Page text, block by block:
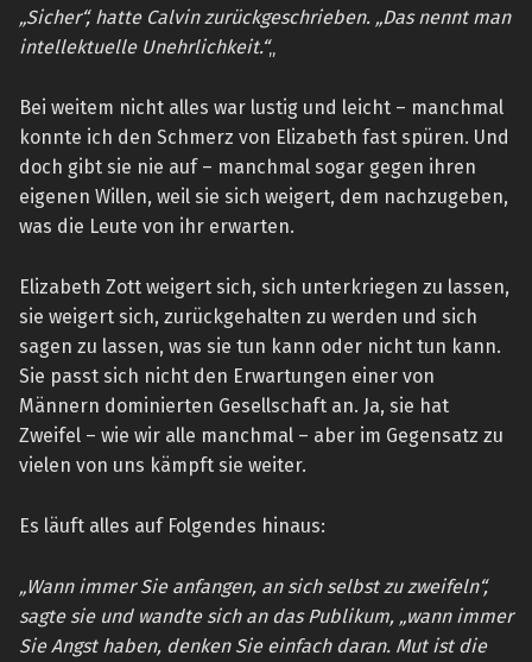
„Sicher“, hatte Calvin zurückgeschrieben. „Das nennt man
intellektuelle Unehrlichkeit.“„
Bei weitem nicht alles war lustig und leicht – manchmal
konnte ich den Schmerz von Elizabeth fast spüren. Und
doch gibt sie nie auf – manchmal sogar gegen ihren
eigenen Willen, weil sie sich weigert, dem nachzugeben,
was die Leute von ihr erwarten.
Elizabeth Zott weigert sich, sich unterkriegen zu lassen,
sie weigert sich, zurückgehalten zu werden und sich
sagen zu lassen, was sie tun kann oder nicht tun kann.
Sie passt sich nicht den Erwartungen einer von
Männern dominierten Gesellschaft an. Ja, sie hat
Zweifel – wie wir alle manchmal – aber im Gegensatz zu
vielen von uns kämpft sie weiter.
Es läuft alles auf Folgendes hinaus:
„Wann immer Sie anfangen, an sich selbst zu zweifeln“,
sagte sie und wandte sich an das Publikum, „wann immer
Sie Angst haben, denken Sie einfach daran. Mut ist die